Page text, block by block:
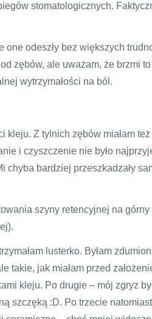
stomatologicznych.
one odeszły bez większych
zębów, ale uważam, że brzmi
wytrzymałości na ból.
kleju. Z tylnich zębów miałam
i czyszczenie nie było
bardziej przeszkadzały
szyny retencyjnej na górny
lusterko. Byłam
takie, jak miałam przed
kleju. Po drugie – mój zgryz
szczęką :D. Po trzecie